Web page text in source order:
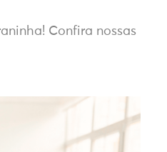
Confira nossas